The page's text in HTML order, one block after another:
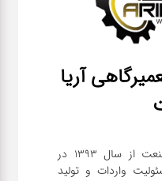
آریا
شرکت تجهیزات تعمیرگاهی آریا صنعت از سال ۱۳۹۳ در
واردات و تولید